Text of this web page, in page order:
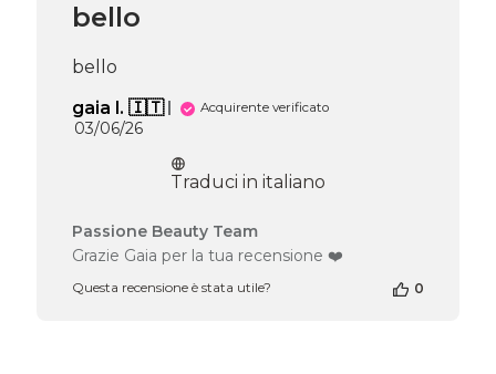
20
bello
bello
gaia l. 🇮🇹
Acquirente verificato
Data
pubblicazione
03/06/26
Traduci in italiano
Commenti
del
del
Passione Beauty Team
Grazie Gaia per la tua recensione ❤️
Questa recensione è stata utile? 0